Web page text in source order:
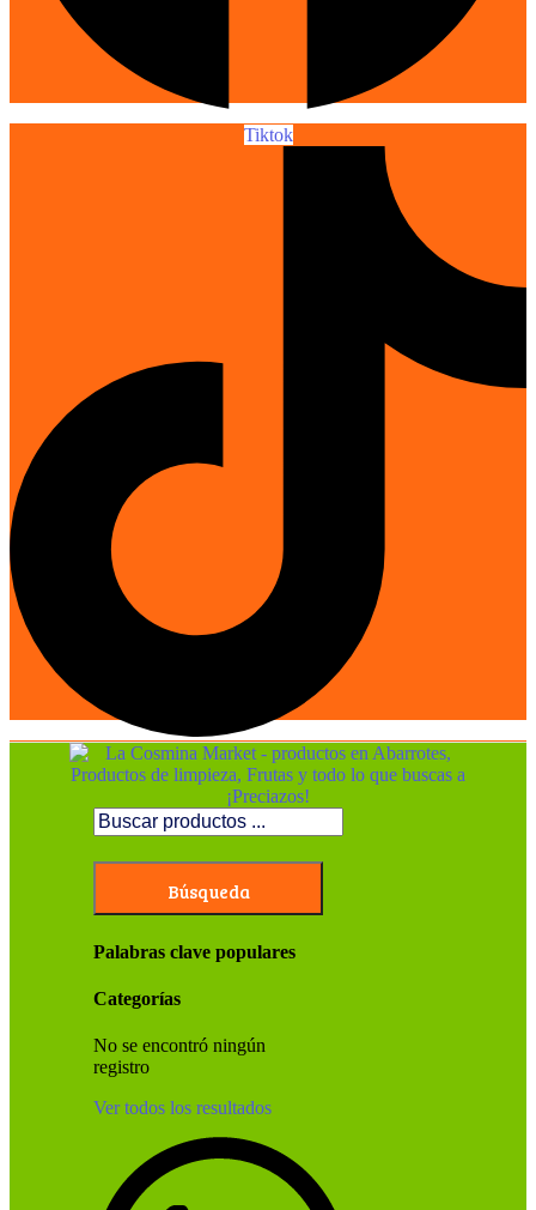
Tiktok
Búsqueda
Palabras clave populares
Categorías
No se encontró ningún
registro
Ver todos los resultados